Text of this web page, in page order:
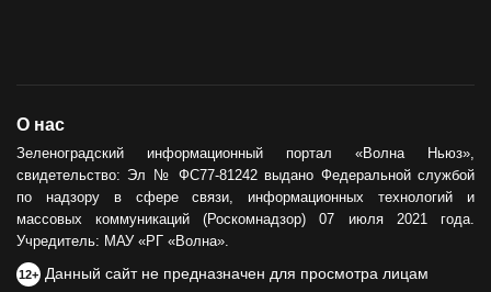
О нас
Зеленоградский информационный портал «Волна Ньюз»,
свидетельство: Эл № ФС77-81242 выдано Федеральной службой
по надзору в сфере связи, информационных технологий и
массовых коммуникаций (Роскомнадзор) 07 июля 2021 года.
Учредитель: МАУ «РГ «Волна».
12+ Данный сайт не предназначен для просмотра лицам